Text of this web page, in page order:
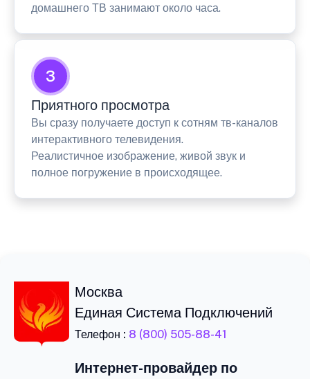
домашнего ТВ занимают около часа.
3
Приятного просмотра
Вы сразу получаете доступ к сотням тв-каналов
интерактивного телевидения.
Реалистичное изображение, живой звук и
полное погружение в происходящее.
Москва
Единая Система Подключений
Телефон : 8 (800) 505-88-41
Интернет-провайдер по